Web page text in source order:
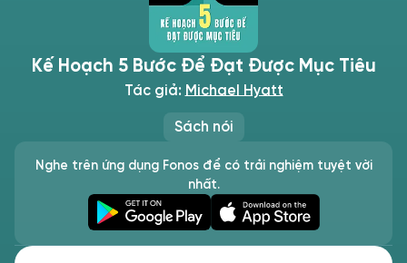
Sách nói
Kế Hoạch 5 Bước Để Đạt Được Mục Tiêu
Tác giả: Michael Hyatt
Nghe trên ứng dụng Fonos để có trải nghiệm tuyệt vời
nhất.